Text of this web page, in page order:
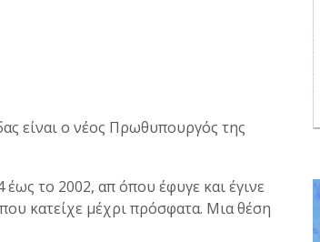
είναι ο νέος Πρωθυπουργός της
το 2002, απ όπου έφυγε και έγινε
κατείχε μέχρι πρόσφατα. Μια θέση